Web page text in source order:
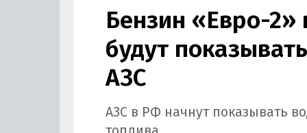
Бензин «Евро-2»
будут
АЗС
АЗС в РФ начнут показывать